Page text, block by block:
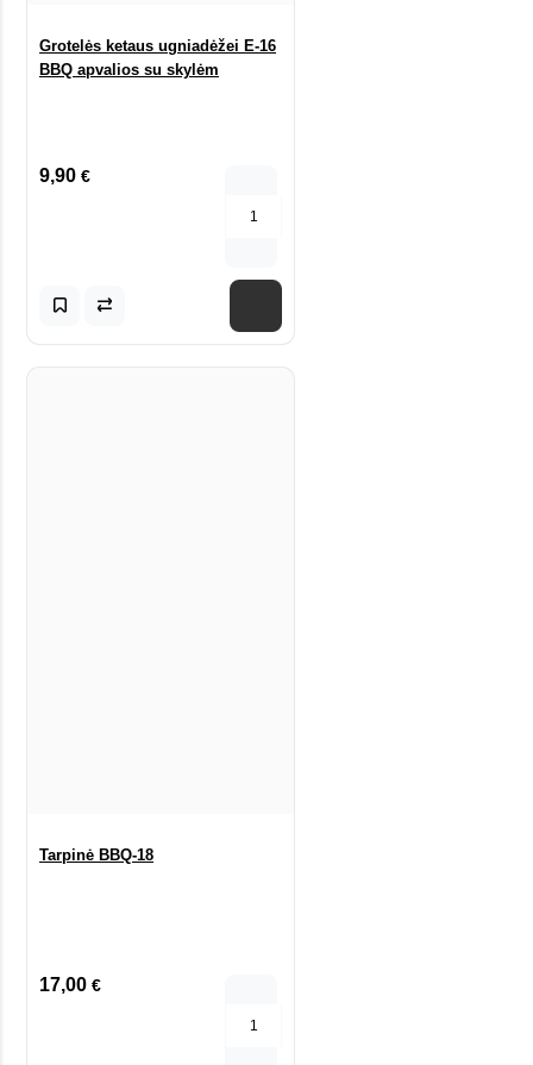
Grotelės ketaus ugniadėžei E-16
BBQ apvalios su skylėm
9,90 €
Tarpinė BBQ-18
17,00 €